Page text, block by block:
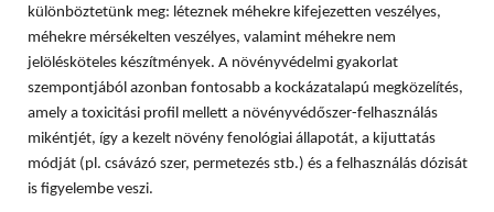
különböztetünk meg: léteznek méhekre kifejezetten veszélyes,
méhekre mérsékelten veszélyes, valamint méhekre nem
jelölésköteles készítmények. A növényvédelmi gyakorlat
szempontjából azonban fontosabb a kockázatalapú megközelítés,
amely a toxicitási profil mellett a növényvédőszer-felhasználás
mikéntjét, így a kezelt növény fenológiai állapotát, a kijuttatás
módját (pl. csávázó szer, permetezés stb.) és a felhasználás dózisát
is figyelembe veszi.